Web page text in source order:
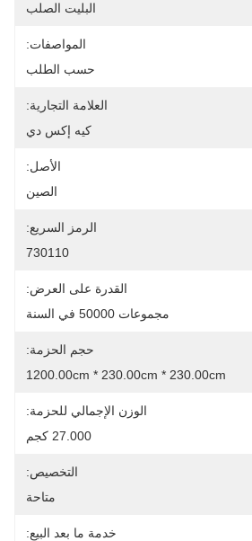
البليت الصلب
المواصفات:
حسب الطلب
العلامة التجارية:
كيه إكس دي
الأصل:
الصين
الرمز السريع:
730110
القدرة على العرض:
مجموعات 50000 في السنة
حجم الحزمة:
1200.00cm * 230.00cm * 230.00cm
الوزن الإجمالي للحزمة:
27.000 كجم
التخصيص:
متاحة
خدمة ما بعد البيع: